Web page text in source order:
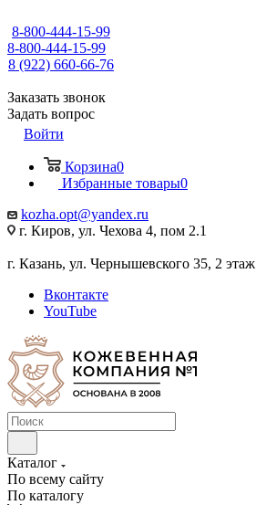
8-800-444-15-99
8-800-444-15-99
8 (922) 660-66-76
Заказать звонок
Задать вопрос
Войти
Корзина0
Избранные товары0
kozha.opt@yandex.ru
г. Киров, ул. Чехова 4, пом 2.1
г. Казань, ул. Чернышевского 35, 2 этаж
Вконтакте
YouTube
Каталог
По всему сайту
По каталогу